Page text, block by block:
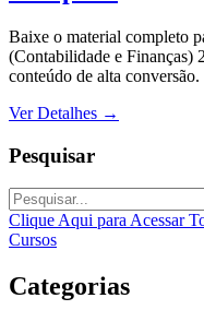
Baixe o material completo
(Contabilidade e Finanças)
conteúdo de alta conversão.
Ver Detalhes →
Pesquisar
Clique Aqui para Acessar
Cursos
Categorias